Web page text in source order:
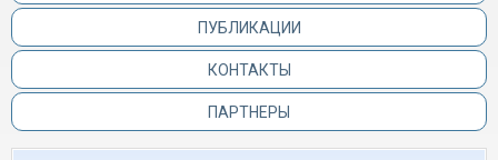
ПУБЛИКАЦИИ
КОНТАКТЫ
ПАРТНЕРЫ